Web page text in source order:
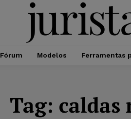
Fórum Modelos Ferramentas
Tag: caldas